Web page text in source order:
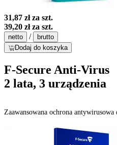
31,87 złza szt.
39,20 złza szt.
netto /
brutto
Dodaj do koszyka
F-Secure Anti-Virus
2 lata, 3 urządzenia
Zaawansowana ochrona